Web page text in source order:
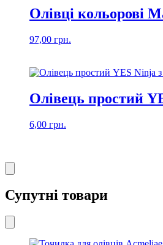
Олівці кольорові
97,00 грн.
Олівець простий
6,00 грн.
Супутні товари